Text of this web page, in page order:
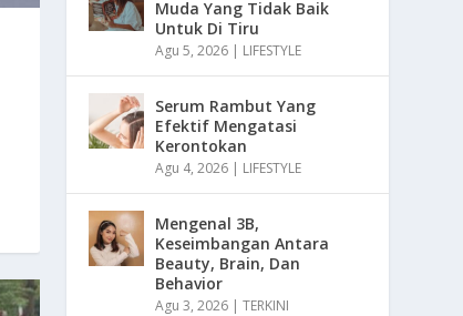
Muda Yang Tidak Baik
Untuk Di Tiru
Agu 5, 2026 | LIFESTYLE
Serum Rambut Yang
Efektif Mengatasi
Kerontokan
Agu 4, 2026 | LIFESTYLE
Mengenal 3B,
Keseimbangan Antara
Beauty, Brain, Dan
Behavior
Agu 3, 2026 |TERKINI